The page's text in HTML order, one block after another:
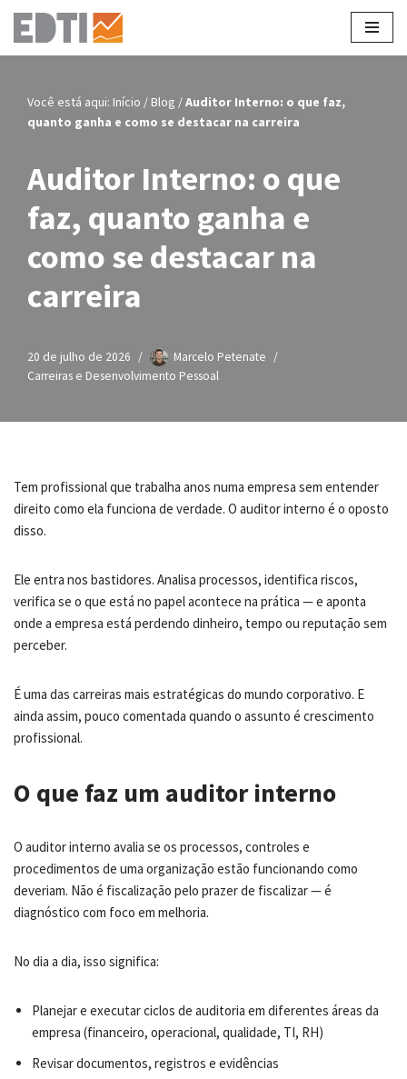
Pular
conteúdo
Você está aqui: Início / Blog /Auditor Interno: o que faz,
quanto ganha e como se destacar na carreira
Auditor Interno: o que
faz, quanto ganha e
como se destacar na
carreira
20 de julho de 2026
Marcelo Petenate
Carreiras e Desenvolvimento Pessoal
Tem profissional que trabalha anos numa empresa sem entender
direito como ela funciona de verdade. O auditor interno é o oposto
disso.
Ele entra nos bastidores. Analisa processos, identifica riscos,
verifica se o que está no papel acontece na prática — e aponta
onde a empresa está perdendo dinheiro, tempo ou reputação sem
perceber.
É uma das carreiras mais estratégicas do mundo corporativo. E
ainda assim, pouco comentada quando o assunto é crescimento
profissional.
O que faz um auditor interno
O auditor interno avalia se os processos, controles e
procedimentos de uma organização estão funcionando como
deveriam. Não é fiscalização pelo prazer de fiscalizar — é
diagnóstico com foco em melhoria.
No dia a dia, isso significa:
Planejar e executar ciclos de auditoria em diferentes áreas da
empresa (financeiro, operacional, qualidade, TI, RH)
Revisar documentos, registros e evidências